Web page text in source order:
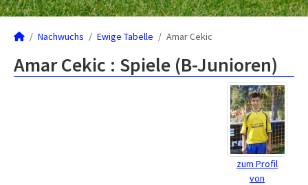
Nachwuchs Ewige Tabelle Amar Cekic
Amar Cekic : Spiele (B-Junioren)
zum Profil
von